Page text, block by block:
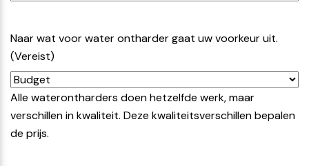
Naar wat voor water ontharder gaat uw voorkeur uit.
(Vereist)
Alle waterontharders doen hetzelfde werk, maar
verschillen in kwaliteit. Deze kwaliteitsverschillen bepalen
de prijs.